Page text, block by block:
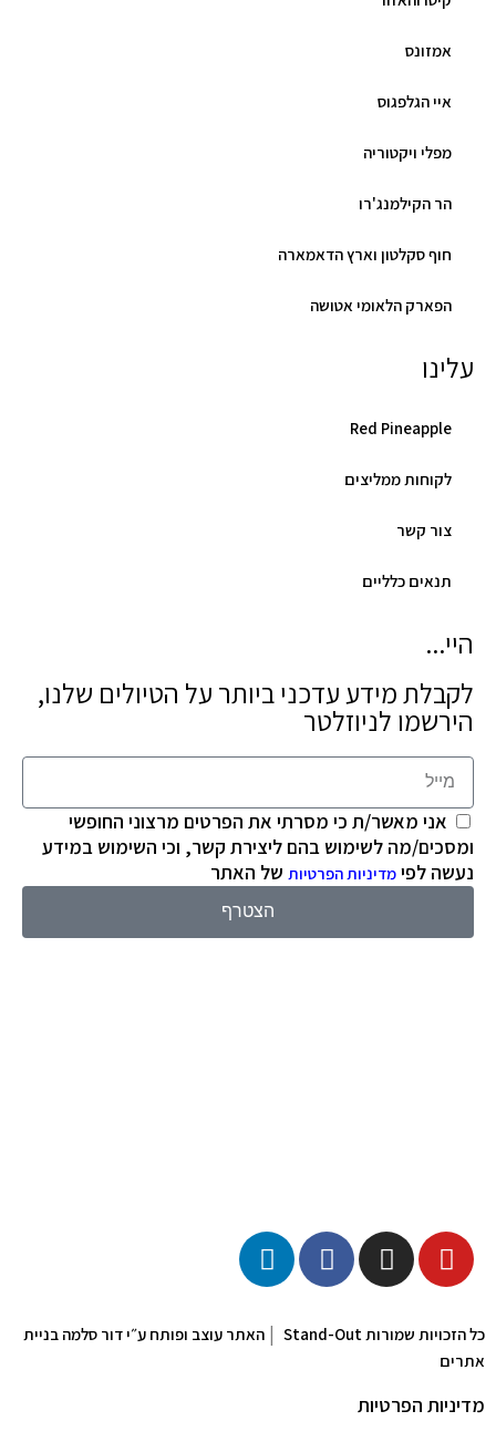
אמזונס
איי הגלפגוס
מפלי ויקטוריה
הר הקילמנג'רו
חוף סקלטון וארץ הדאמארה
הפארק הלאומי אטושה
עלינו
Red Pineapple
לקוחות ממליצים
צור קשר
תנאים כלליים
היי...
לקבלת מידע עדכני ביותר על הטיולים שלנו,
הירשמו לניוזלטר
אני מאשר/ת כי מסרתי את הפרטים מרצוני החופשי
ומסכים/מה לשימוש בהם ליצירת קשר, וכי השימוש במידע
נעשה לפי מדיניות הפרטיות של האתר
הצטרף
כל הזכויות שמורות Stand-Out | האתר עוצב ופותח ע״י דור סלמה בניית
אתרים
מדיניות הפרטיות